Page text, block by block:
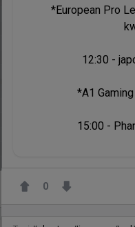
+2
*European Pro
12:30 -
*A1
15:00 -
0